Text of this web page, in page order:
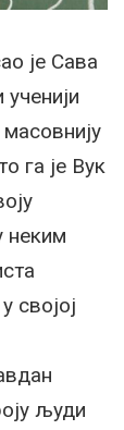
је Сава
га је Вук
неким
својој
људи